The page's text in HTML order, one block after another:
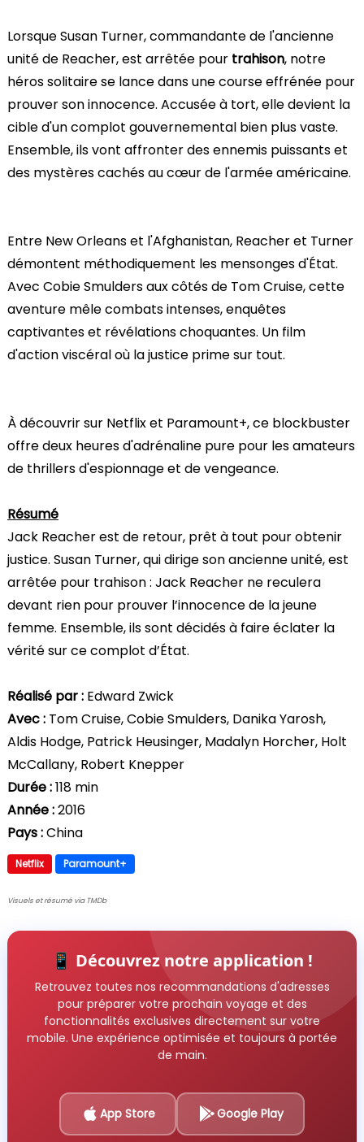
Lorsque Susan Turner, commandante de l'ancienne
unité de Reacher, est arrêtée pour trahison, notre
héros solitaire se lance dans une course effrénée pour
prouver son innocence. Accusée à tort, elle devient la
cible d'un complot gouvernemental bien plus vaste.
Ensemble, ils vont affronter des ennemis puissants et
des mystères cachés au cœur de l'armée américaine.
Entre New Orleans et l'Afghanistan, Reacher et Turner
démontent méthodiquement les mensonges d'État.
Avec Cobie Smulders aux côtés de Tom Cruise, cette
aventure mêle combats intenses, enquêtes
captivantes et révélations choquantes. Un film
d'action viscéral où la justice prime sur tout.
À découvrir sur Netflix et Paramount+, ce blockbuster
offre deux heures d'adrénaline pure pour les amateurs
de thrillers d'espionnage et de vengeance.
Résumé
Jack Reacher est de retour, prêt à tout pour obtenir
justice. Susan Turner, qui dirige son ancienne unité, est
arrêtée pour trahison : Jack Reacher ne reculera
devant rien pour prouver l’innocence de la jeune
femme. Ensemble, ils sont décidés à faire éclater la
vérité sur ce complot d’État.
Réalisé par : Edward Zwick
Avec : Tom Cruise, Cobie Smulders, Danika Yarosh,
Aldis Hodge, Patrick Heusinger, Madalyn Horcher, Holt
McCallany, Robert Knepper
Durée :118 min
Année :2016
Pays :China
Netflix Paramount+
Visuels et résumé via TMDb
📱 Découvrez notre application !
Retrouvez toutes nos recommandations d'adresses
pour préparer votre prochain voyage et des
fonctionnalités exclusives directement sur votre
mobile. Une expérience optimisée et toujours à portée
de main.
App Store Google Play